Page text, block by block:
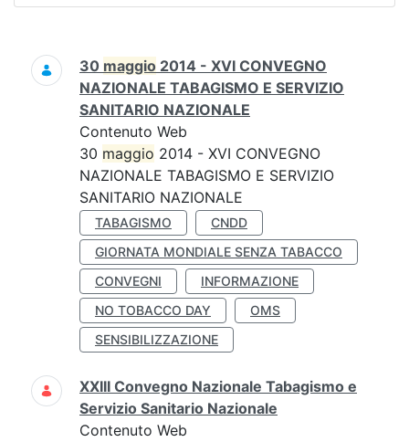
Ricerca
30 maggio 2014 - XVI CONVEGNO
NAZIONALE TABAGISMO E SERVIZIO
SANITARIO NAZIONALE
Contenuto Web
30 maggio 2014 - XVI CONVEGNO
NAZIONALE TABAGISMO E SERVIZIO
SANITARIO NAZIONALE
TABAGISMO
CNDD
GIORNATA MONDIALE SENZA TABACCO
CONVEGNI
INFORMAZIONE
NO TOBACCO DAY
OMS
SENSIBILIZZAZIONE
XXIII Convegno Nazionale Tabagismo e
Servizio Sanitario Nazionale
Contenuto Web